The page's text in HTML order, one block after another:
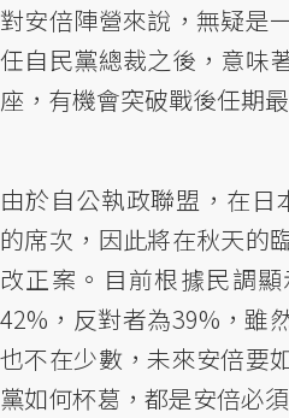
對安倍陣營來說，無疑是
任自民黨總裁之後，意味
座，有機會突破戰後任期
由於自公執政聯盟，在
的席次，因此將在秋天的
改正案。目前根據民調
42%，反對者為39%，雖
也不在少數，未來安倍要
黨如何杯葛，都是安倍必